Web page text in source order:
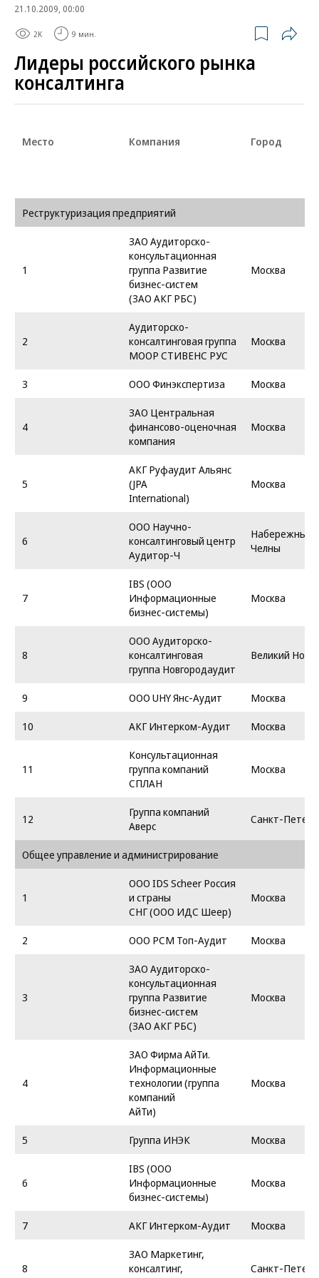
21.10.2009, 00:00
2K 9 мин.
Лидеры российского рынка
консалтинга
Место Компания Город
Реструктуризация предприятий
1
ЗАО Аудиторско-
консультационная
группа Развитие
бизнес-систем
(ЗАО АКГ РБС)
Москва
2
Аудиторско-
консалтинговая группа
МООР СТИВЕНС РУС
Москва
3 ООО Финэкспертиза Москва
4
ЗАО Центральная
финансово-оценочная
компания
Москва
5
АКГ Руфаудит Альянс
(JPA
International)
Москва
6
ООО Научно-
консалтинговый центр
Аудитор-Ч
Набережные
Челны
7
IBS (OOO
Информационные
бизнес-системы)
Москва
8
ООО Аудиторско-
консалтинговая
группа Новгородаудит
Великий
9 ООО UHY Янс-Аудит
Москва
10
АКГ Интерком-Аудит Москва
11
Консультационная
группа компаний
СПЛАН
Москва
12
Группа компаний
Аверс
Санкт-
Общее управление и администрирование
1
ООО IDS Scheer Россия
и страны
СНГ (OOO ИДС Шеер)
Москва
2 ООО РСМ Топ-Аудит Москва
3
ЗАО Аудиторско-
консультационная
группа Развитие
бизнес-систем
(ЗАО АКГ РБС)
Москва
4
ЗАО Фирма АйТи.
Информационные
технологии (группа
компаний
АйТи)
Москва
5 Группа ИНЭК Москва
6
IBS (OOO
Информационные
бизнес-системы)
Москва
7 АКГ Интерком-Аудит Москва
8
ЗАО Маркетинг,
консалтинг,
Санкт-